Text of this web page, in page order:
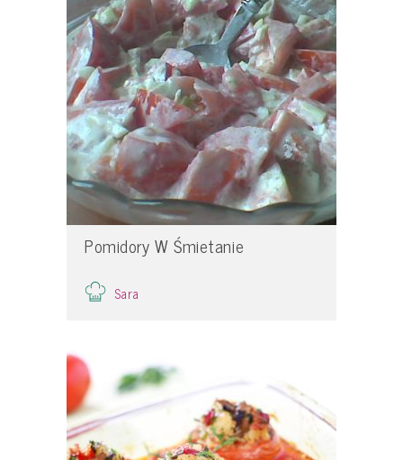
Pomidory W Śmietanie
Sara